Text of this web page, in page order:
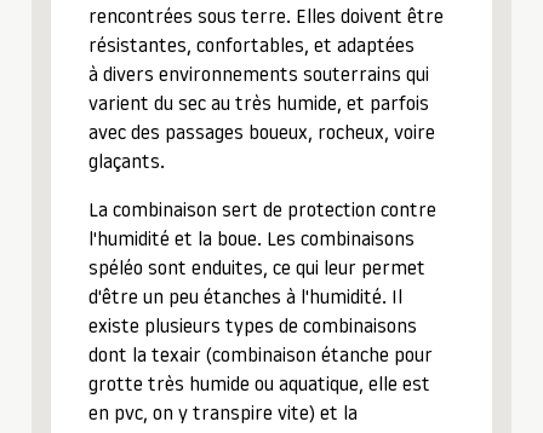
rencontrées sous terre. Elles doivent être
résistantes, confortables, et adaptées
à divers environnements souterrains qui
varient du sec au très humide, et parfois
avec des passages boueux, rocheux, voire
glaçants.
La combinaison sert de protection contre
l'humidité et la boue. Les combinaisons
spéléo sont enduites, ce qui leur permet
d'être un peu étanches à l'humidité. Il
existe plusieurs types de combinaisons
dont la texair (combinaison étanche pour
grotte très humide ou aquatique, elle est
en pvc, on y transpire vite) et la